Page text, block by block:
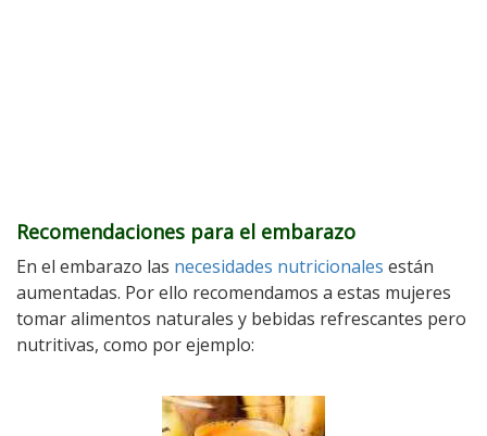
Recomendaciones para el embarazo
En el embarazo las necesidades nutricionales están
aumentadas. Por ello recomendamos a estas mujeres
tomar alimentos naturales y bebidas refrescantes pero
nutritivas, como por ejemplo: